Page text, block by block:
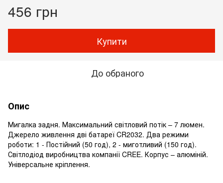
456 грн
Купити
До обраного
Опис
Мигалка задня. Максимальний світловий потік – 7 люмен.
Джерело живлення дві батареї CR2032. Два режими
роботи: 1 - Постійний (50 год), 2 - миготливий (150 год).
Світлодіод виробництва компанії CREE. Корпус – алюміній.
Універсальне кріплення.